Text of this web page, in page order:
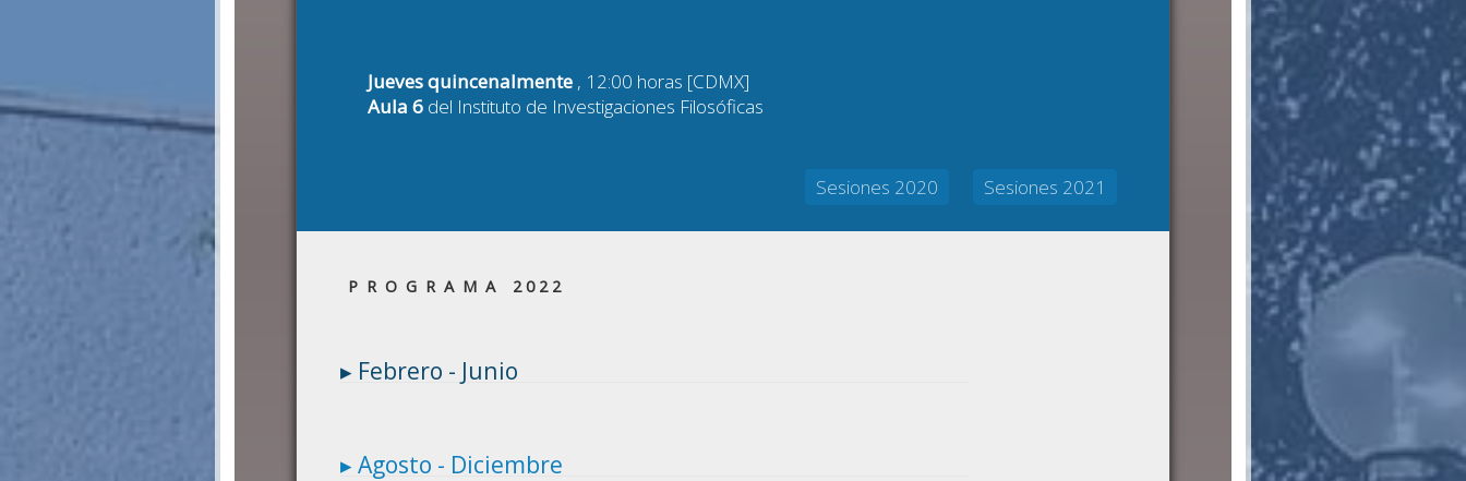
Jueves quincenalmente , 12:00 horas [CDMX]
Aula 6 del Instituto de Investigaciones Filosóficas
Sesiones 2020 Sesiones 2021
P R O G R A M A 2 0 2 2
▸ Febrero - Junio
▸ Agosto - Diciembre